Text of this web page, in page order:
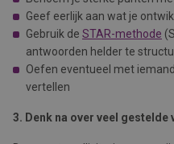
Geef eerlijk aan wat je
Gebruik de STAR-methode
antwoorden helder te
Oefen eventueel met
vertellen
3. Denk na over veel gestelde